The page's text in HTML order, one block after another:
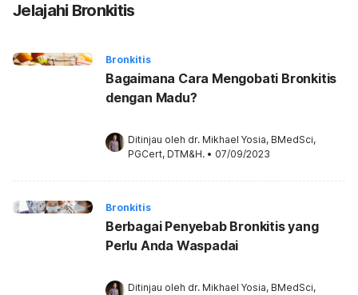
Jelajahi Bronkitis
Bronkitis
Bagaimana Cara Mengobati Bronkitis
dengan Madu?
Ditinjau oleh dr. Mikhael Yosia, BMedSci,
PGCert, DTM&H. • 07/09/2023
Bronkitis
Berbagai Penyebab Bronkitis yang
Perlu Anda Waspadai
Ditinjau oleh dr. Mikhael Yosia, BMedSci,